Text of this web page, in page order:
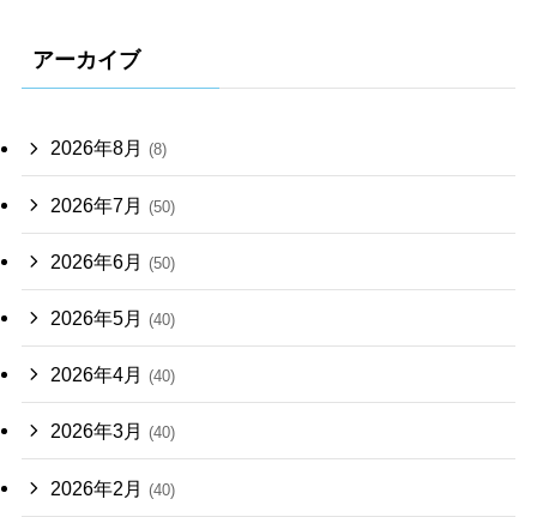
アーカイブ
2026年8月 (8)
2026年7月 (50)
2026年6月 (50)
2026年5月 (40)
2026年4月 (40)
2026年3月 (40)
2026年2月 (40)